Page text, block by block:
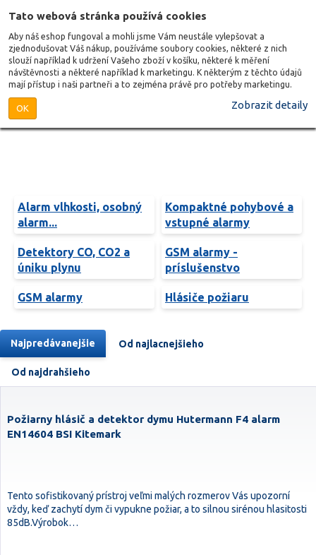
Tato webová stránka používá cookies
Aby náš eshop fungoval a mohli jsme Vám neustále vylepšovat a
zjednodušovat Váš nákup, používáme soubory cookies, některé z nich
slouží například k udržení Vašeho zboží v košíku, některé k měření
návštěvnosti a některé například k marketingu. K některým z těchto údajů
mají přístup i naši partneři a to zejména právě pro potřeby marketingu.
OK Zobrazit detaily
Alarm vlhkosti, osobný
alarm...
Kompaktné pohybové a
vstupné alarmy
Detektory CO, CO2 a
úniku plynu
GSM alarmy -
príslušenstvo
GSM alarmy Hlásiče požiaru
Najpredávanejšie Od najlacnejšieho
Od najdrahšieho
Požiarny hlásič a detektor dymu Hutermann F4 alarm
EN14604 BSI Kitemark
Tento sofistikovaný prístroj veľmi malých rozmerov Vás upozorní
vždy, keď zachytí dym či vypukne požiar, a to silnou sirénou hlasitosti
85dB.Výrobok…